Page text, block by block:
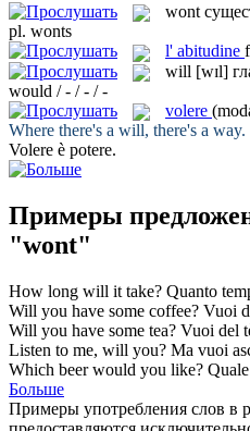
wont
pl. wonts
l' abitudine f
will [wɪl]
would / - / - / -
volere
Where there's a will, there's a way.
Volere è potere.
Примеры
"wont"
How long will it take? Quanto
Will you have some coffee? Vuoi
Will you have some tea? Vuoi del
Listen to me, will you? Ma vuoi
Which beerwould you like?
Больше
Примеры употребления слов в